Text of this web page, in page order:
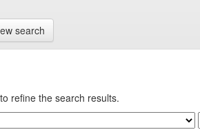
search
refine the search results.